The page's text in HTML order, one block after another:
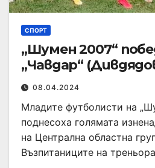
СПОРТ
„Шумен 2007“
„Чавдар“
08.04.2024
Младите футболисти на
поднесоха голямата
на Централна областна
Възпитаниците на